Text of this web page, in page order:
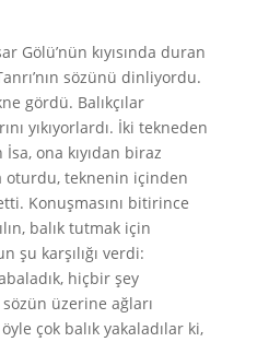
Gölü’nün kıyısında duran
sözünü dinliyordu.
gördü. Balıkçılar
yıkıyorlardı. İki tekneden
ona kıyıdan biraz
oturdu, teknenin içinden
Konuşmasını bitirince
balık tutmak için
şu karşılığı verdi:
hiçbir şey
üzerine ağları
çok balık yakaladılar ki,